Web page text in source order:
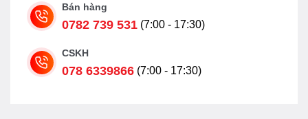
Bán hàng
0782 739 531 (7:00 - 17:30)
CSKH
078 6339866 (7:00 - 17:30)